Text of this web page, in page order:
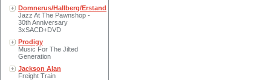
Domnerus/Hallberg/Erstand
Jazz At The Pawnshop -
30th Anniversary
3xSACD+DVD
Prodigy
Music For The Jilted
Generation
Jackson Alan
Freight Train